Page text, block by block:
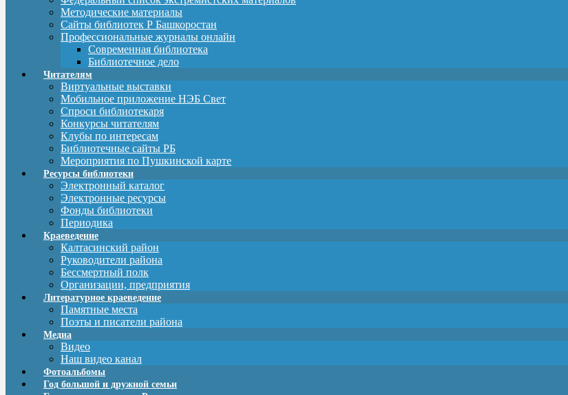
Методические материалы
Сайты библиотек Р Башкоростан
Профессиональные журналы онлайн
Современная библиотека
Библиотечное дело
Читателям
Виртуальные выставки
Мобильное приложение НЭБ Свет
Спроси библиотекаря
Конкурсы читателям
Клубы по интересам
Библиотечные сайты РБ
Мероприятия по Пушкинской карте
Ресурсы библиотеки
Электронный каталог
Электронные ресурсы
Фонды библиотеки
Периодика
Краеведение
Калтасинский район
Руководители района
Бессмертный полк
Организации, предприятия
Литературное краеведение
Памятные места
Поэты и писатели района
Медиа
Видео
Наш видео канал
Фотоальбомы
Год большой и дружной семьи